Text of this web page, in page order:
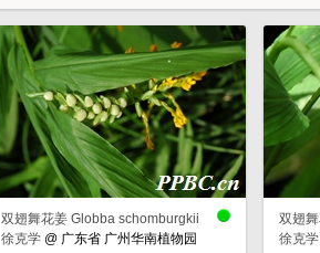
双翅舞花姜 Globba schomburgkii
徐克学 @广东省 广州华南植物园
双翅
徐克学